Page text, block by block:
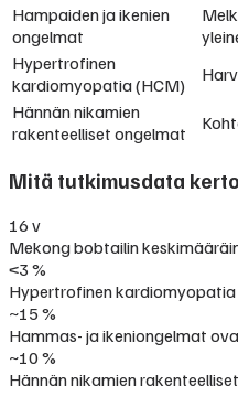
Hampaiden ja ikenien
ongelmat
Hypertrofinen
kardiomyopatia (HCM)
Hännän nikamien
rakenteelliset ongelmat
Mitä tutkimusdata
16 v
Mekong bobtailin
<3 %
Hypertrofinen
~15 %
Hammas- ja ikeniongelmat
~10 %
Hännän nikamien